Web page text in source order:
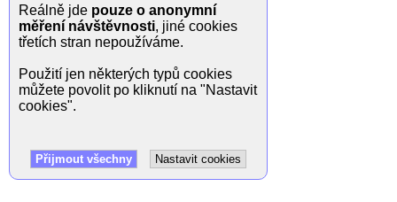
Reálně jde pouze o anonymní
měření návštěvnosti, jiné cookies
třetích stran nepoužíváme.
Použití jen některých typů cookies
můžete povolit po kliknutí na "Nastavit
cookies".
Přijmout všechny Nastavit cookies